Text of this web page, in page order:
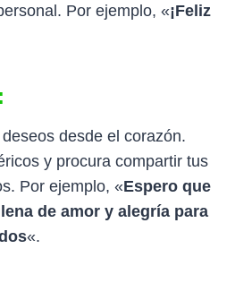
Por ejemplo, «¡Feliz
desde el corazón.
y procura compartir tus
Por ejemplo, «Espero que
de amor y alegría para
«.